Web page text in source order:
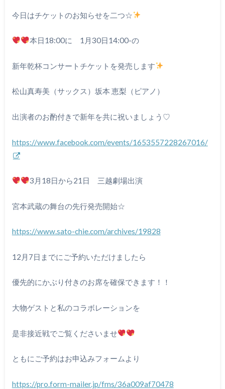
今日はチケットのお知らせを二つ☆
本日18:00に 1月30日14:00-の
新年乾杯コンサートチケットを発売します
松山真寿美（サックス）坂本 恵梨（ピアノ）
出演者のお酌付きで新年を共に祝いましょう♡
https://www.facebook.com/events/1653557228267016/
3月18日から21日 三越劇場出演
宮本武蔵の舞台の先行発売開始☆
https://www.sato-chie.com/archives/19828
12月7日までにご予約いただけましたら
優先的にかぶり付きのお席を確保できます！！
大物ゲストと私のコラボレーションを
是非接近戦でご覧くださいませ
ともにご予約はお申込みフォームより
https://pro.form-mailer.jp/fms/36a009af70478